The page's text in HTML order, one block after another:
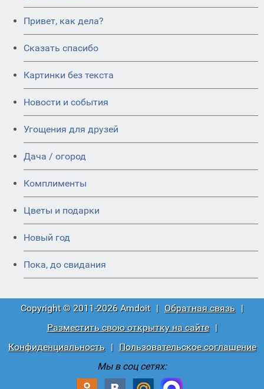
Привет, как дела?
Сказать спасибо
Картинки без текста
Новости и события
Угощения для друзей
Дача / огород
Комплименты
Цветы и подарки
Новый год
Пока, до свидания
Copyright © 2011-2026 Amdoit | Обратная связь |
Разместить свою открытку на сайте
|
Конфиденциальность
|
Пользовательское соглашение
Мы в соц сетях: